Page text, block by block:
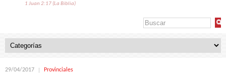
1 Juan 2:17 (La Biblia)
29/04/2017 Provinciales